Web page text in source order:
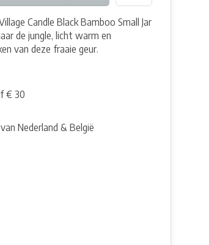
Candle Black Bamboo Small Jar
de jungle, licht warm en
van deze fraaie geur.
€ 30
Nederland & België